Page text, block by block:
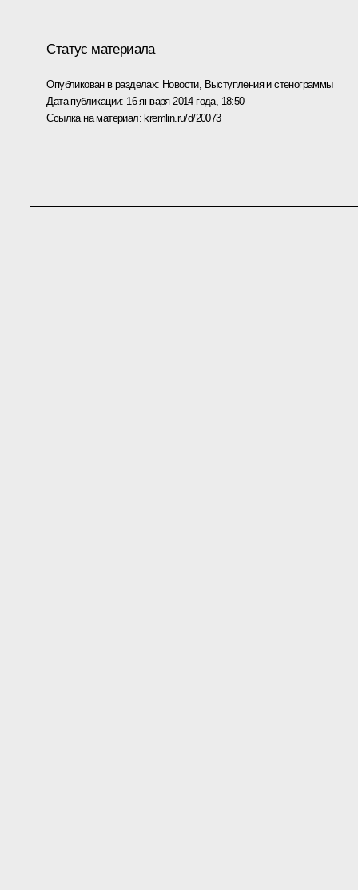
Статус материала
Опубликован в разделах: Новости, Выступления и стенограммы
Дата публикации: 16 января 2014 года, 18:50
Ссылка на материал: kremlin.ru/d/20073